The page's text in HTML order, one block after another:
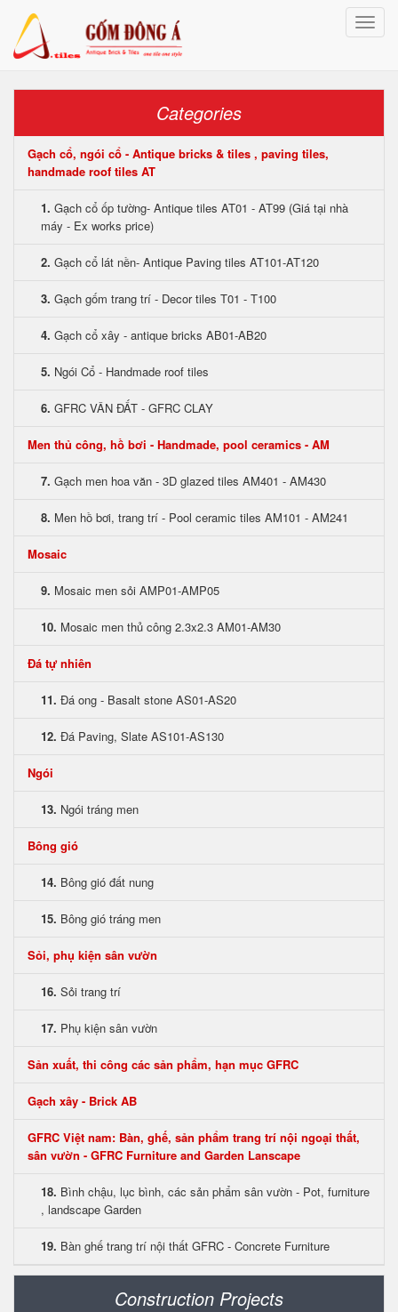
Toggle
Categories
Gạch cổ, ngói cổ - Antique bricks & tiles , paving tiles,
handmade roof tiles AT
1. Gạch cổ ốp tường- Antique tiles AT01 - AT99 (Giá tại nhà
máy - Ex works price)
2. Gạch cổ lát nền- Antique Paving tiles AT101-AT120
3. Gạch gốm trang trí - Decor tiles T01 - T100
4. Gạch cổ xây - antique bricks AB01-AB20
5. Ngói Cổ - Handmade roof tiles
6. GFRC VÂN ĐẤT - GFRC CLAY
Men thủ công, hồ bơi - Handmade, pool ceramics - AM
7. Gạch men hoa văn - 3D glazed tiles AM401 - AM430
8. Men hồ bơi, trang trí - Pool ceramic tiles AM101 - AM241
Mosaic
9. Mosaic men sỏi AMP01-AMP05
10. Mosaic men thủ công 2.3x2.3 AM01-AM30
Đá tự nhiên
11. Đá ong - Basalt stone AS01-AS20
12. Đá Paving, Slate AS101-AS130
Ngói
13. Ngói tráng men
Bông gió
14. Bông gió đất nung
15. Bông gió tráng men
Sỏi, phụ kiện sân vườn
16. Sỏi trang trí
17. Phụ kiện sân vườn
Sản xuất, thi công các sản phẩm, hạn mục GFRC
Gạch xây - Brick AB
GFRC Việt nam: Bàn, ghế, sản phẩm trang trí nội ngoại thất,
sân vườn - GFRC Furniture and Garden Lanscape
18. Bình chậu, lục bình, các sản phẩm sân vườn - Pot, furniture
, landscape Garden
19. Bàn ghế trang trí nội thất GFRC - Concrete Furniture
Construction Projects